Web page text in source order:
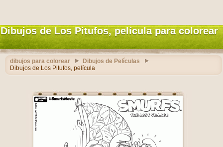
Dibujos de Los Pitufos, película para colorear
dibujos para colorear
Dibujos de Películas
Dibujos de Los Pitufos, película